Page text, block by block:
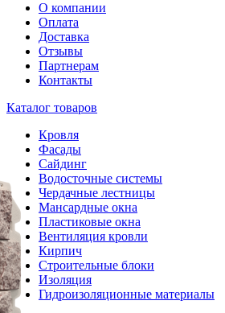
О компании
Оплата
Доставка
Отзывы
Партнерам
Контакты
Каталог товаров
Кровля
Фасады
Сайдинг
Водосточные системы
Чердачные лестницы
Мансардные окна
Пластиковые окна
Вентиляция кровли
Кирпич
Строительные блоки
Изоляция
Гидроизоляционные материалы